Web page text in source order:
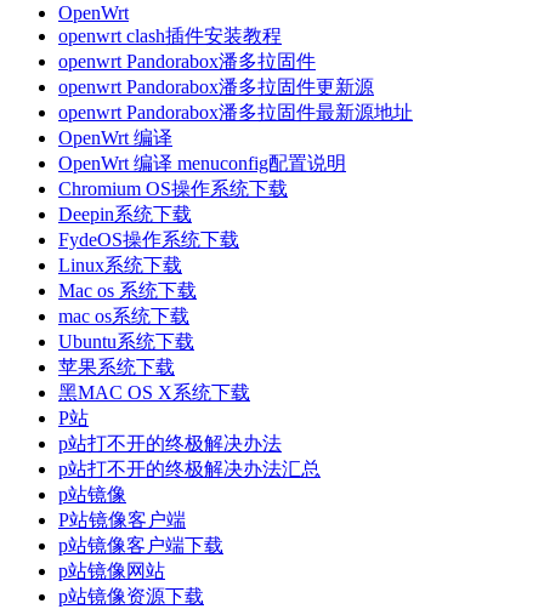
OpenWrt
openwrt clash插件安装教程
openwrt Pandorabox潘多拉固件
openwrt Pandorabox潘多拉固件更新源
openwrt Pandorabox潘多拉固件最新源地址
OpenWrt 编译
OpenWrt 编译 menuconfig配置说明
Chromium OS操作系统下载
Deepin系统下载
FydeOS操作系统下载
Linux系统下载
Mac os 系统下载
mac os系统下载
Ubuntu系统下载
苹果系统下载
黑MAC OS X系统下载
P站
p站打不开的终极解决办法
p站打不开的终极解决办法汇总
p站镜像
P站镜像客户端
p站镜像客户端下载
p站镜像网站
p站镜像资源下载